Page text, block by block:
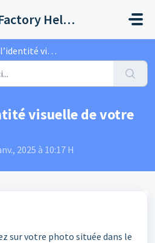
Open Badge Factory Help Center
de votre Espace
visuelle de votre
2025 à 10:17 H
sur votre photo située dans le